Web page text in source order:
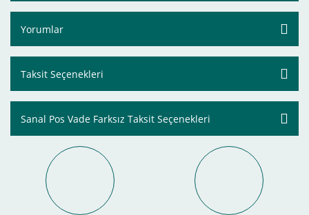
Yorumlar
Taksit Seçenekleri
Sanal Pos Vade Farksız Taksit Seçenekleri